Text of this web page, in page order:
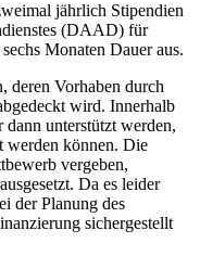
jährlich Stipendien
(DAAD) für
Monaten Dauer aus.
deren Vorhaben durch
wird. Innerhalb
unterstützt werden,
werden können. Die
vergeben,
Da es leider
der Planung des
sichergestellt